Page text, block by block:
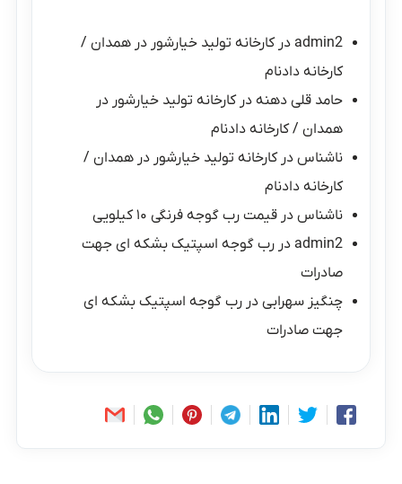
admin2 درکارخانه تولید خیارشور در همدان /
کارخانه دادنام
حامد قلی دهنه درکارخانه تولید خیارشور در
همدان / کارخانه دادنام
ناشناس درکارخانه تولید خیارشور در همدان /
کارخانه دادنام
ناشناس درقیمت رب گوجه فرنگی ۱۰ کیلویی
admin2 دررب گوجه اسپتیک بشکه ای جهت
صادرات
چنگیز سهرابی دررب گوجه اسپتیک بشکه ای
جهت صادرات